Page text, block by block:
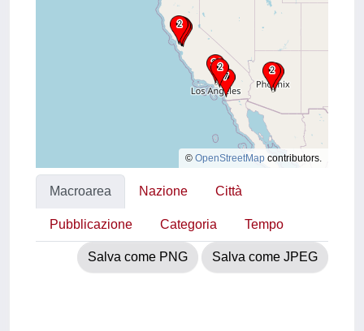
© OpenStreetMap contributors.
Macroarea Nazione Città
Pubblicazione Categoria Tempo
Salva come PNG Salva come JPEG